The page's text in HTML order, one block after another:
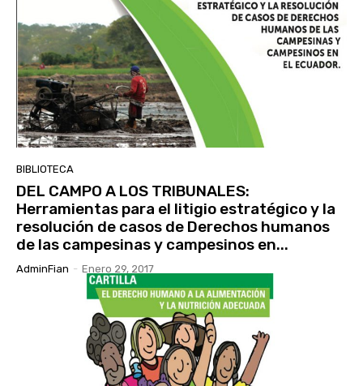
BIBLIOTECA
DEL CAMPO A LOS TRIBUNALES:
Herramientas para el litigio estratégico y la
resolución de casos de Derechos humanos
de las campesinas y campesinos en...
AdminFian - Enero 29, 2017